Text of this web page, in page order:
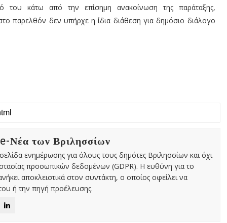
του κάτω από την επίσημη ανακοίνωση της παράταξης,
παρελθόν δεν υπήρχε η ίδια διάθεση για δημόσιο διάλογο
Νέα των Βριλησσίων
ενημέρωσης για όλους τους δημότες Βριλησσίων και όχι
προσωπικών δεδομένων (GDPR). Η ευθύνη για το
αποκλειστικά στον συντάκτη, ο οποίος οφείλει να
ή την πηγή προέλευσης.